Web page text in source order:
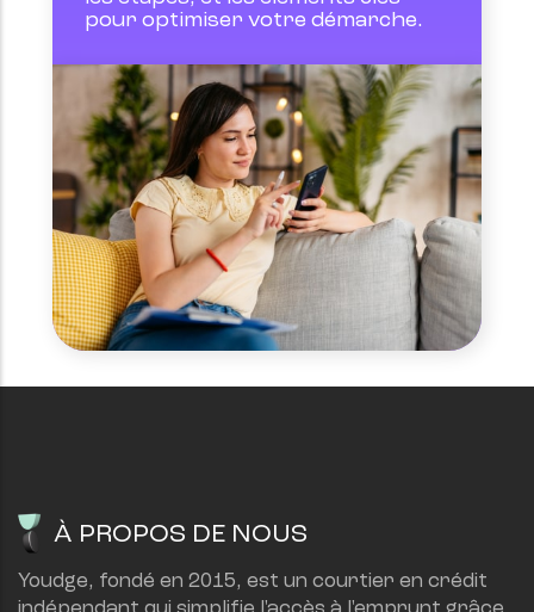
pour optimiser votre démarche.
À PROPOS DE NOUS
Youdge, fondé en 2015, est un courtier en crédit